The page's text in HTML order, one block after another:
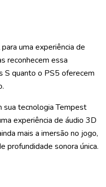
uma experiência de
reconhecem essa
S quanto o PS5 oferecem
sua tecnologia Tempest
experiência de áudio 3D
mais a imersão no jogo,
profundidade sonora única.